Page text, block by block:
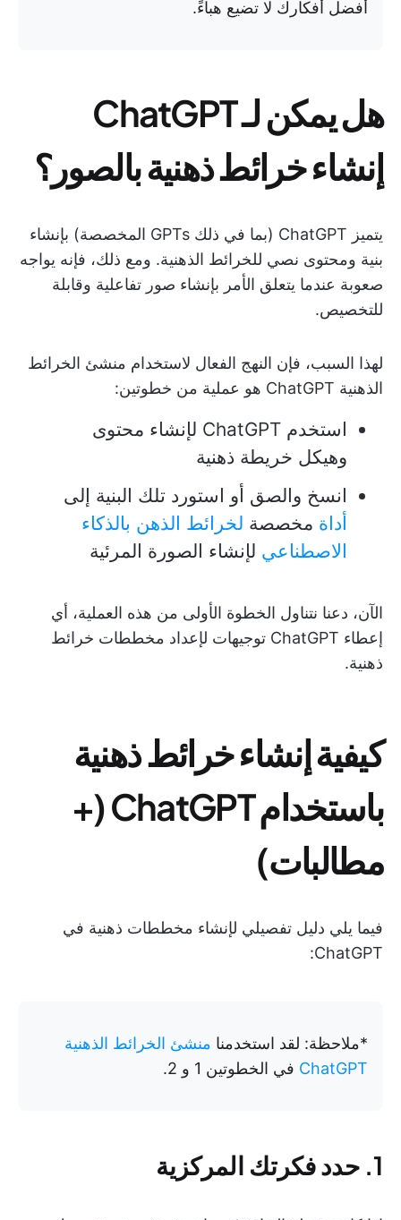
أفضل أفكارك لا تضيع هباءً.
هل يمكن لـ ChatGPT
إنشاء خرائط ذهنية بالصور؟
يتميز ChatGPT (بما في ذلك GPTs المخصصة) بإنشاء
بنية ومحتوى نصي للخرائط الذهنية. ومع ذلك، فإنه يواجه
صعوبة عندما يتعلق الأمر بإنشاء صور تفاعلية وقابلة
للتخصيص.
لهذا السبب، فإن النهج الفعال لاستخدام منشئ الخرائط
الذهنية ChatGPT هو عملية من خطوتين:
استخدم ChatGPT لإنشاء محتوى
وهيكل خريطة ذهنية
انسخ والصق أو استورد تلك البنية إلى
أداة مخصصة لخرائط الذهن بالذكاء
الاصطناعي لإنشاء الصورة المرئية
الآن، دعنا نتناول الخطوة الأولى من هذه العملية، أي
إعطاء ChatGPT توجيهات لإعداد مخططات خرائط
ذهنية.
كيفية إنشاء خرائط ذهنية
باستخدام ChatGPT (+
مطالبات)
فيما يلي دليل تفصيلي لإنشاء مخططات ذهنية في
ChatGPT:
*ملاحظة: لقد استخدمنا منشئ الخرائط الذهنية
ChatGPT في الخطوتين 1 و 2.
1. حدد فكرتك المركزية